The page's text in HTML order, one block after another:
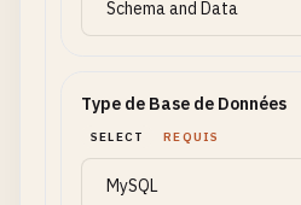
Type de Base de Données
SELECT REQUIS